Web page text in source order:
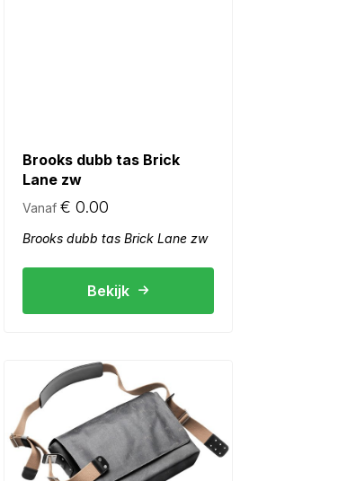
Brooks dubb tas Brick
Lane zw
Vanaf € 0.00
Brooks dubb tas Brick Lane zw
Bekijk